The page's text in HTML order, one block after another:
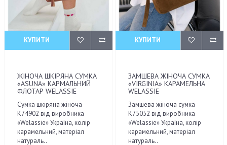
КУПИТИ
ЖІНОЧА ШКІРЯНА СУМКА
«ASUNA» КАРМАЛЬНИЙ
ФЛОТАР WELASSIE
Сумка шкіряна жіноча
K74902 від виробника
«Welassie» Україна, колір
карамельний, матеріал
натураль..
КУПИТИ
ЗАМШЕВА ЖІНОЧА СУМКА
«VIRGINIA» КАРАМЕЛЬНА
WELASSIE
Замшева жіноча сумка
К75052 від виробника
«Welassie» Україна, колір
карамельний, матеріал
натураль..